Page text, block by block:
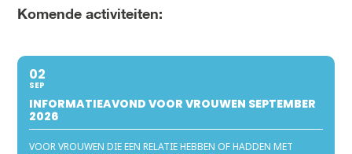
Komende activiteiten:
02
SEP
INFORMATIEAVOND VOOR VROUWEN SEPTEMBER
2026
VOOR VROUWEN DIE EEN RELATIE HEBBEN OF HADDEN MET